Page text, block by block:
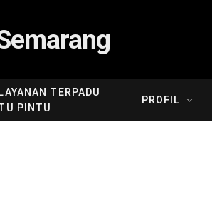
TERPADU
PINTU
PROFIL